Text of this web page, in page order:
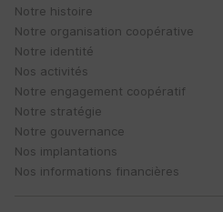
Notre histoire
Notre organisation coopérative
Notre identité
Nos activités
Notre engagement coopératif
Notre stratégie
Notre gouvernance
Nos implantations
Nos informations financières